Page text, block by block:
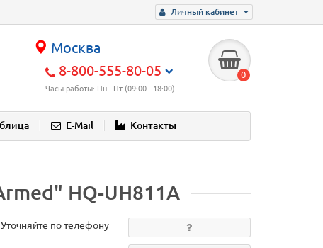
Личный кабинет
Москва
8-800-555-80-05
Часы работы: Пн - Пт (09:00 - 18:00)
0
E-Mail Контакты
HQ-UH811A
по телефону